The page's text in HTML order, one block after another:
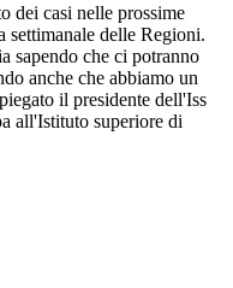
dei casi nelle prossime
settimanale delle Regioni.
sapendo che ci potranno
anche che abbiamo un
il presidente dell'Iss
all'Istituto superiore di